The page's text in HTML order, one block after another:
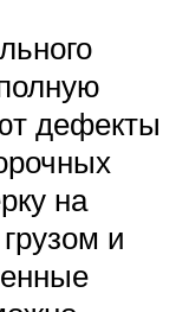
дефекты
на
и